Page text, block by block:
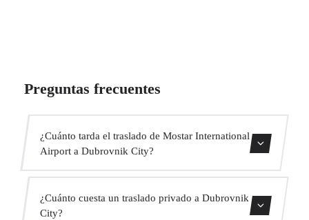
Preguntas frecuentes
¿Cuánto tarda el traslado de Mostar International
Airport a Dubrovnik City?
¿Cuánto cuesta un traslado privado a Dubrovnik
City?